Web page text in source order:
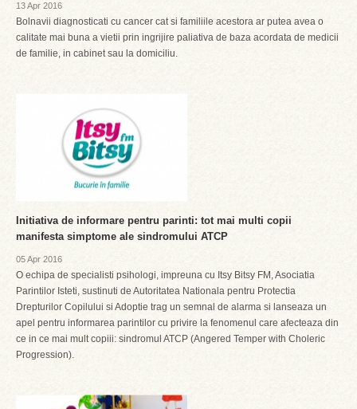
13 Apr 2016
Bolnavii diagnosticati cu cancer cat si familiile acestora ar putea avea o
calitate mai buna a vietii prin ingrijire paliativa de baza acordata de medicii
de familie, in cabinet sau la domiciliu.
Initiativa de informare pentru parinti: tot mai multi copii
manifesta simptome ale sindromului ATCP
05 Apr 2016
O echipa de specialisti psihologi, impreuna cu Itsy Bitsy FM, Asociatia
Parintilor Isteti, sustinuti de Autoritatea Nationala pentru Protectia
Drepturilor Copilului si Adoptie trag un semnal de alarma si lanseaza un
apel pentru informarea parintilor cu privire la fenomenul care afecteaza din
ce in ce mai mult copiii: sindromul ATCP (Angered Temper with Choleric
Progression).